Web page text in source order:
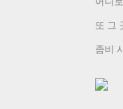
또 그
좀비